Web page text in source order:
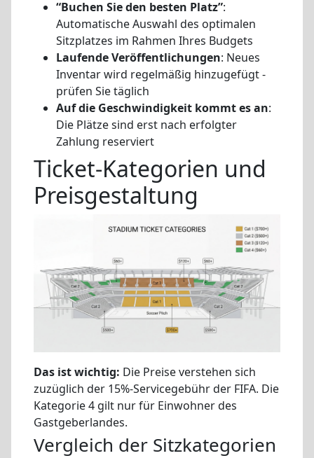
“Buchen Sie den besten Platz”:
Automatische Auswahl des optimalen
Sitzplatzes im Rahmen Ihres Budgets
Laufende Veröffentlichungen: Neues
Inventar wird regelmäßig hinzugefügt -
prüfen Sie täglich
Auf die Geschwindigkeit kommt es an:
Die Plätze sind erst nach erfolgter
Zahlung reserviert
Ticket-Kategorien und
Preisgestaltung
Das ist wichtig: Die Preise verstehen sich
zuzüglich der 15%-Servicegebühr der FIFA. Die
Kategorie 4 gilt nur für Einwohner des
Gastgeberlandes.
Vergleich der Sitzkategorien